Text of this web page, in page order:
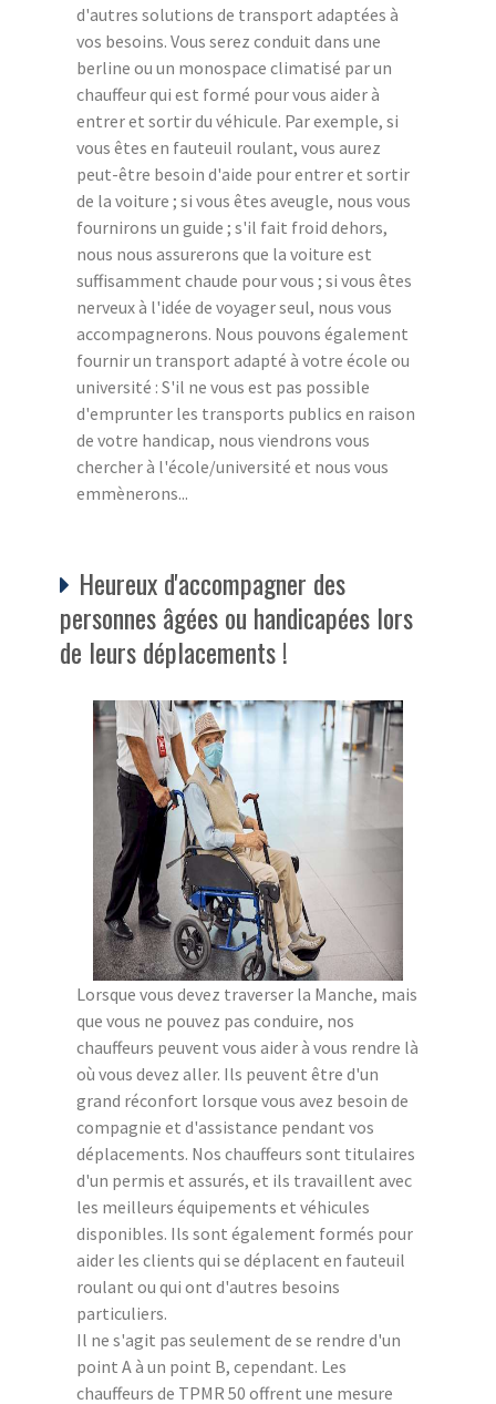
d'autres solutions de transport adaptées à
vos besoins. Vous serez conduit dans une
berline ou un monospace climatisé par un
chauffeur qui est formé pour vous aider à
entrer et sortir du véhicule. Par exemple, si
vous êtes en fauteuil roulant, vous aurez
peut-être besoin d'aide pour entrer et sortir
de la voiture ; si vous êtes aveugle, nous vous
fournirons un guide ; s'il fait froid dehors,
nous nous assurerons que la voiture est
suffisamment chaude pour vous ; si vous êtes
nerveux à l'idée de voyager seul, nous vous
accompagnerons. Nous pouvons également
fournir un transport adapté à votre école ou
université : S'il ne vous est pas possible
d'emprunter les transports publics en raison
de votre handicap, nous viendrons vous
chercher à l'école/université et nous vous
emmènerons...
Heureux d'accompagner des
personnes âgées ou handicapées lors
de leurs déplacements !
Lorsque vous devez traverser la Manche, mais
que vous ne pouvez pas conduire, nos
chauffeurs peuvent vous aider à vous rendre là
où vous devez aller. Ils peuvent être d'un
grand réconfort lorsque vous avez besoin de
compagnie et d'assistance pendant vos
déplacements. Nos chauffeurs sont titulaires
d'un permis et assurés, et ils travaillent avec
les meilleurs équipements et véhicules
disponibles. Ils sont également formés pour
aider les clients qui se déplacent en fauteuil
roulant ou qui ont d'autres besoins
particuliers.
Il ne s'agit pas seulement de se rendre d'un
point A à un point B, cependant. Les
chauffeurs de TPMR 50 offrent une mesure